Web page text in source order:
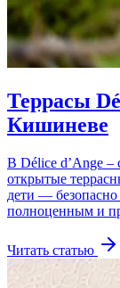
Террасы
Кишиневе
В Délice d’Ange
открытые
дети — безопасно
полноценным и
Читать статью